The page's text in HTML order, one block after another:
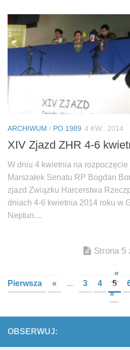
ARCHIWUM / PO 1989 4 KW., 2014
XIV Zjazd ZHR 4-6
W dniu 4 kwietnia na
Marszałek Senatu RP Bogdan
zjazd Związku Harcerstwa
dniach 4-6 kwietnia 2014 roku w
Neptun....
Strona 5
«
Pierwsza
« ... 3 4 5
»
OBSERWUJ: